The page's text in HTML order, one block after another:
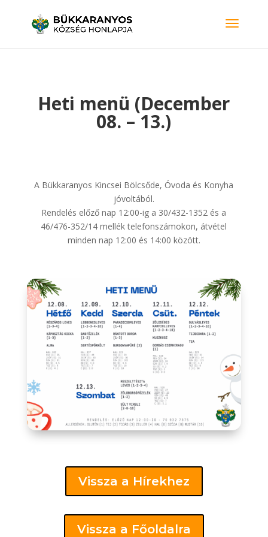
Heti menü (December
08. – 13.)
A Bükkaranyos Kincsei Bölcsőde, Óvoda és Konyha
jóvoltából.
Rendelés előző nap 12:00-ig a 30/432-1352 és a
46/476-352/14 mellék telefonszámokon, átvétel
minden nap 12:00 és 14:00 között.
Vissza a Hírekhez
Vissza a Főoldalra